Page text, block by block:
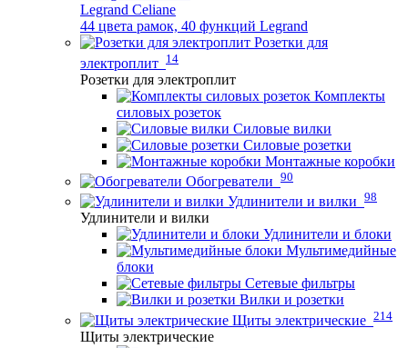
Legrand Celiane
44 цвета рамок, 40 функций Legrand
Розетки для
электроплит 14
Розетки для электроплит
Комплекты
силовых розеток
Силовые вилки
Силовые розетки
Монтажные коробки
Обогреватели 90
Удлинители и вилки 98
Удлинители и вилки
Удлинители и блоки
Мультимедийные
блоки
Сетевые фильтры
Вилки и розетки
Щиты электрические 214
Щиты электрические